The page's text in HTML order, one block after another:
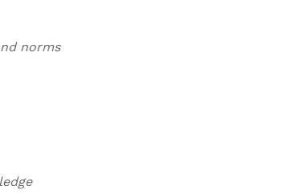
norms